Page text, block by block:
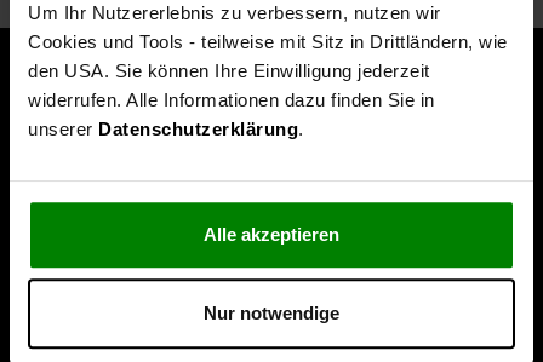
Um Ihr Nutzererlebnis zu verbessern, nutzen wir
Cookies und Tools - teilweise mit Sitz in Drittländern, wie
den USA. Sie können Ihre Einwilligung jederzeit
widerrufen. Alle Informationen dazu finden Sie in
unserer Datenschutzerklärung.
Alle akzeptieren
Nur notwendige